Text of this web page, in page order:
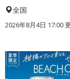
全国
2026年8月4日 17:00